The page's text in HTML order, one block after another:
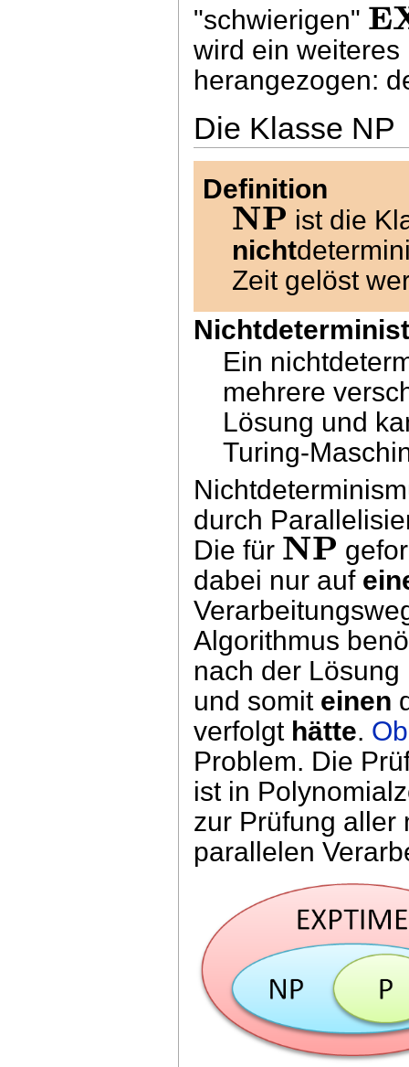
"schwierigen"
wird ein
herangezogen:
Die Klasse NP
Definition
NP ist die
nicht
Zeit gelöst
Ein
mehrere
Lösung und
Turing-
durch
Die für NP
dabei nur auf
Algorithmus
nach der
und somit einen
verfolgt hätte.
Problem. Die
ist in
zur Prüfung aller
parallelen